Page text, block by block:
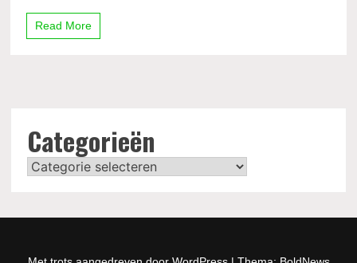
Read More
Categorieën
Categorieën